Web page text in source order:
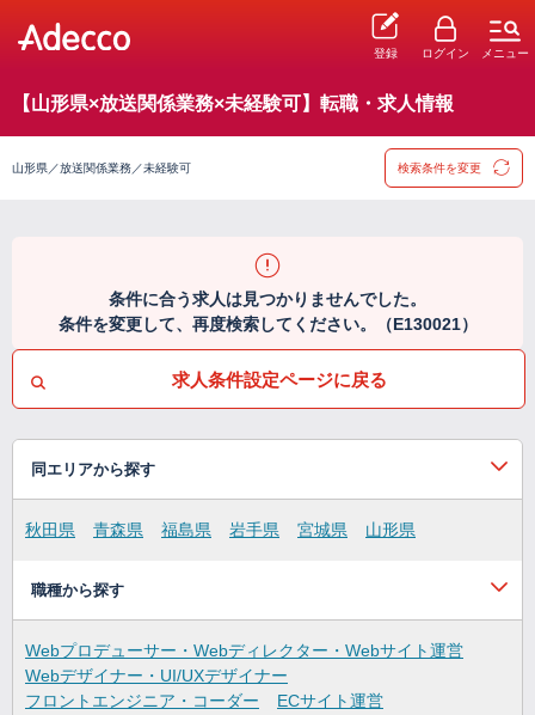
登録 ログイン メニュー
【山形県×放送関係業務×未経験可】転職・求人情報
山形県／放送関係業務／未経験可 検索条件を変更
条件に合う求人は見つかりませんでした。
条件を変更して、再度検索してください。（E130021）
求人条件設定ページに戻る
同エリアから探す
秋田県 青森県 福島県 岩手県 宮城県 山形県
職種から探す
Webプロデューサー・Webディレクター・Webサイト運営
Webデザイナー・UI/UXデザイナー
フロントエンジニア・コーダー
ECサイト運営